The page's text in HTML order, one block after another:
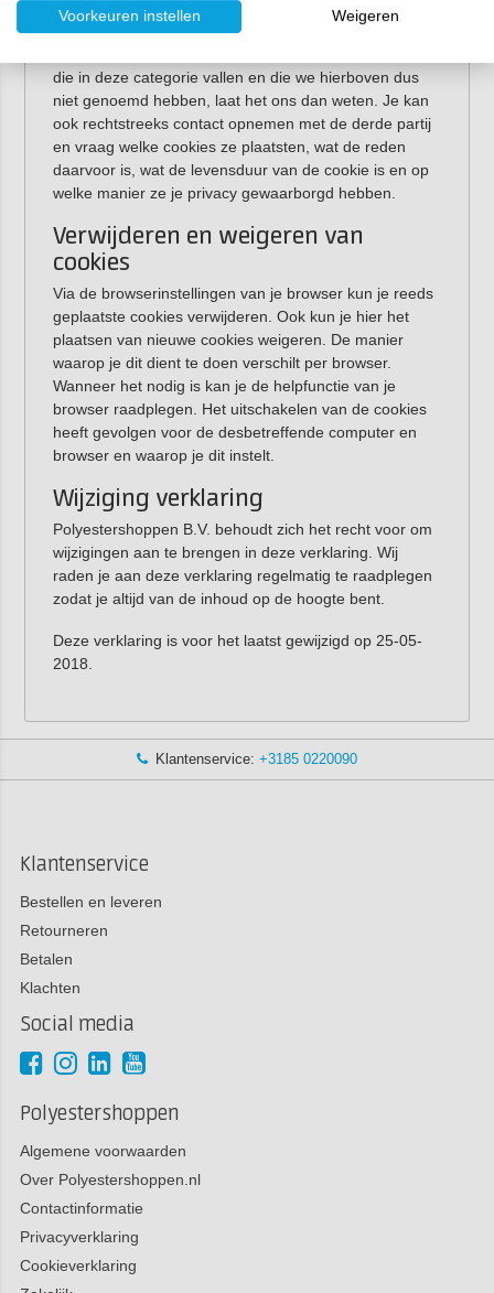
die op, in of via onze website getoond worden.
die in deze categorie vallen en die we hierboven dus
niet genoemd hebben, laat het ons dan weten. Je kan
ook rechtstreeks contact opnemen met de derde partij
en vraag welke cookies ze plaatsten, wat de reden
daarvoor is, wat de levensduur van de cookie is en op
welke manier ze je privacy gewaarborgd hebben.
Verwijderen en weigeren van
cookies
Via de browserinstellingen van je browser kun je reeds
geplaatste cookies verwijderen. Ook kun je hier het
plaatsen van nieuwe cookies weigeren. De manier
waarop je dit dient te doen verschilt per browser.
Wanneer het nodig is kan je de helpfunctie van je
browser raadplegen. Het uitschakelen van de cookies
heeft gevolgen voor de desbetreffende computer en
browser en waarop je dit instelt.
Wijziging verklaring
Polyestershoppen B.V. behoudt zich het recht voor om
wijzigingen aan te brengen in deze verklaring. Wij
raden je aan deze verklaring regelmatig te raadplegen
zodat je altijd van de inhoud op de hoogte bent.
Deze verklaring is voor het laatst gewijzigd op 25-05-
2018.
Klantenservice: +3185 0220090
Klantenservice
Bestellen en leveren
Retourneren
Betalen
Klachten
Social media
Polyestershoppen
Algemene voorwaarden
Over Polyestershoppen.nl
Contactinformatie
Privacyverklaring
Cookieverklaring
Voorkeuren instellen Weigeren